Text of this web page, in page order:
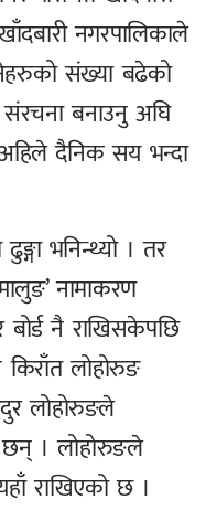
नगरपालिकाले
संख्या बढेको
बनाउनु अघि
दैनिक सय भन्दा
भनिन्थ्यो । तर
नामाकरण
नै राखिसकेपछि
लोहोरुङ
लोहोरुङले
छन् । लोहोरुङले
राखिएको छ ।